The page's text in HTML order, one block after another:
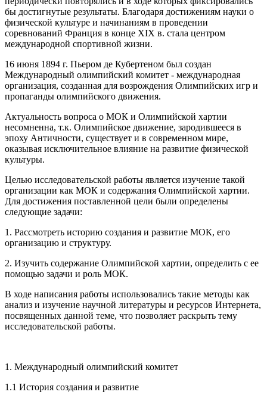
бы достигнутые результаты. Благодаря достижениям науки о
физической культуре и начинаниям в проведении
соревнований Франция в конце XIX в. стала центром
международной спортивной жизни.
16 июня 1894 г. Пьером де Кубертеном был создан
Международный олимпийский комитет - международная
организация, созданная для возрождения Олимпийских игр и
пропаганды олимпийского движения.
Актуальность вопроса о МОК и Олимпийской хартии
несомненна, т.к. Олимпийское движение, зародившееся в
эпоху Античности, существует и в современном мире,
оказывая исключительное влияние на развитие физической
культуры.
Целью исследовательской работы является изучение такой
организации как МОК и содержания Олимпийской хартии.
Для достижения поставленной цели были определены
следующие задачи:
1. Рассмотреть историю создания и развитие МОК, его
организацию и структуру.
2. Изучить содержание Олимпийской хартии, определить с ее
помощью задачи и роль МОК.
В ходе написания работы использовались такие методы как
анализ и изучение научной литературы и ресурсов Интернета,
посвященных данной теме, что позволяет раскрыть тему
исследовательской работы.
1. Международный олимпийский комитет
1.1 История создания и развитие